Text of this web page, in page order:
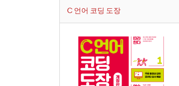
C 언어 코딩 도장